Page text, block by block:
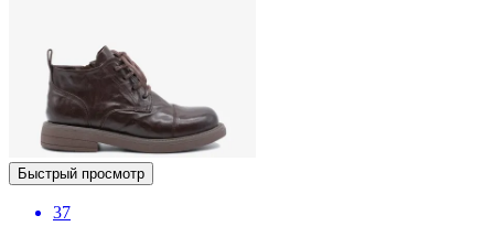
Быстрый просмотр
37